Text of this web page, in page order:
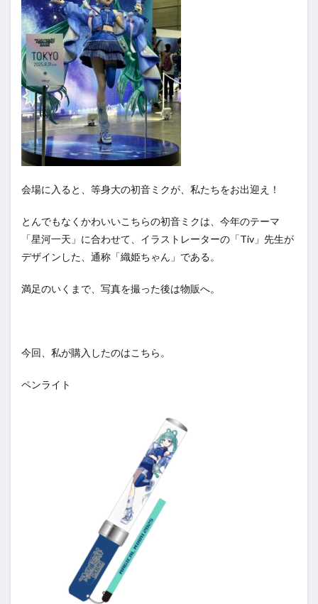
会場に入ると、等身大の初音ミクが、私たちをお出迎え！
とんでもなくかわいいこちらの初音ミクは、今年のテーマ
「星河一天」に合わせて、イラストレーターの「Tiv」先生が
デザインした、通称「織姫ちゃん」である。
満足のいくまで、写真を撮った後は物販へ。
今回、私が購入したのはこちら。
ペンライト